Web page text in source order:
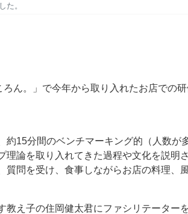
た。
ん。」で今年から取り入れたお店での
約15分間のベンチマーキング的（人数が
理論を取り入れてきた過程や文化を説明
質問を受け、食事しながらお店の料理、
教え子の住岡健太君にファシリテーター